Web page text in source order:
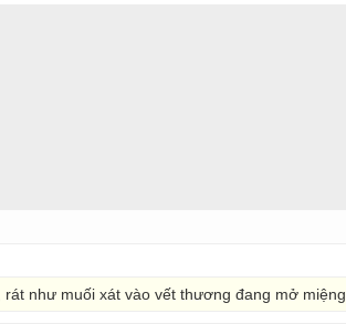
, rát như muối xát vào vết thương đang mở miệng.